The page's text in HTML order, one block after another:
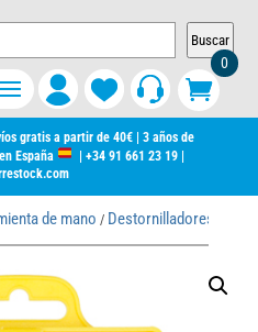
Buscar
0
gratis a partir de 40€ | 3 años de
España
+34 91 661 23 19|
de mano / Destornilladores